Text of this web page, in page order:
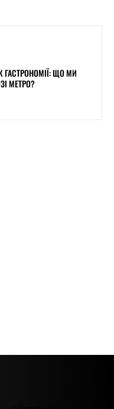
ГАСТРОНОМІЇ: ЩО МИ
МЕТРО?